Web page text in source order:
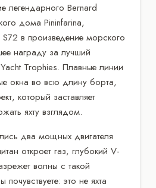
легендарного Bernard
дома Pininfarina,
в произведение морского
награду за лучший
Trophies. Плавные линии
окна во всю длину борта,
который заставляет
яхту взглядом.
два мощных двигателя
откроет газ, глубокий V-
волны с такой
это не яхта